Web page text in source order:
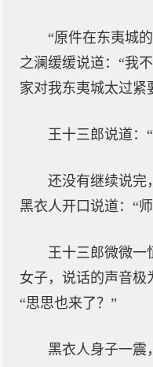
“原件在东夷城
之澜缓缓说道：“我
家对我东夷城太过紧
王十三郎说道：
还没有继续说完
黑衣人开口说道：“
王十三郎微微一
女子，说话的声音极
“思思也来了？”
黑衣人身子一震